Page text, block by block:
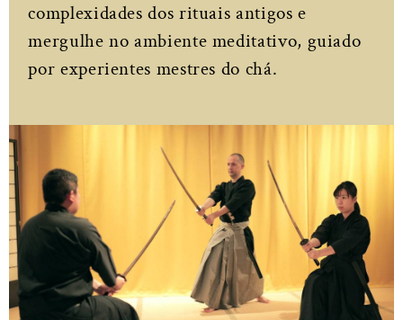
complexidades dos rituais antigos e
mergulhe no ambiente meditativo, guiado
por experientes mestres do chá.